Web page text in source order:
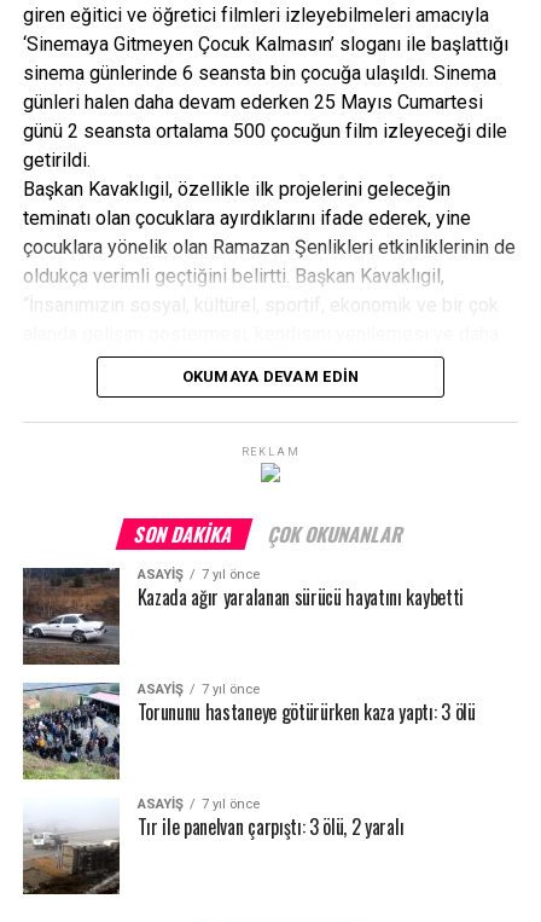
giren eğitici ve öğretici filmleri izleyebilmeleri amacıyla
‘Sinemaya Gitmeyen Çocuk Kalmasın’ sloganı ile başlattığı
sinema günlerinde 6 seansta bin çocuğa ulaşıldı. Sinema
günleri halen daha devam ederken 25 Mayıs Cumartesi
günü 2 seansta ortalama 500 çocuğun film izleyeceği dile
getirildi.
Başkan Kavaklıgil, özellikle ilk projelerini geleceğin
teminatı olan çocuklara ayırdıklarını ifade ederek, yine
çocuklara yönelik olan Ramazan Şenlikleri etkinliklerinin de
oldukça verimli geçtiğini belirtti. Başkan Kavaklıgil,
sosyal bir yapıya kavuşması amacıyla inşallah uzun yıllar
boyunca bu tarz projelerimiz hayat bulmaya devam
edecek” dedi.
OKUMAYA DEVAM EDIN
REKLAM
SON DAKIKA ÇOK OKUNANLAR
ASAYİŞ 7 yıl önce
Kazada ağır yaralanan sürücü hayatını kaybetti
ASAYİŞ 7 yıl önce
Torununu hastaneye götürürken kaza yaptı: 3 ölü
ASAYİŞ 7 yıl önce
Tır ile panelvan çarpıştı: 3 ölü, 2 yaralı